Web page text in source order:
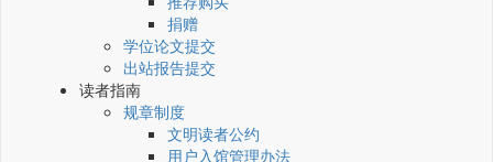
捐赠
学位论文提交
出站报告提交
读者指南
规章制度
文明读者公约
用户入馆管理办法